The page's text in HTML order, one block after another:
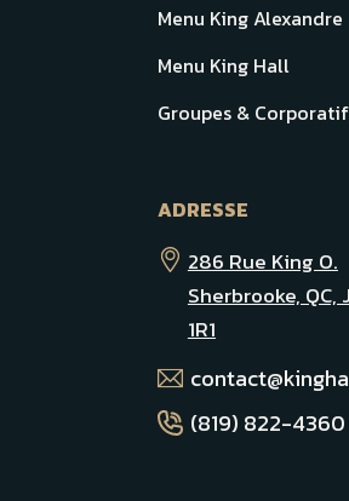
Menu King Alexandre
Menu King Hall
Groupes & Corporatif
ADRESSE
286 Rue King O.
Sherbrooke, QC,
1R1
(819) 822-4360